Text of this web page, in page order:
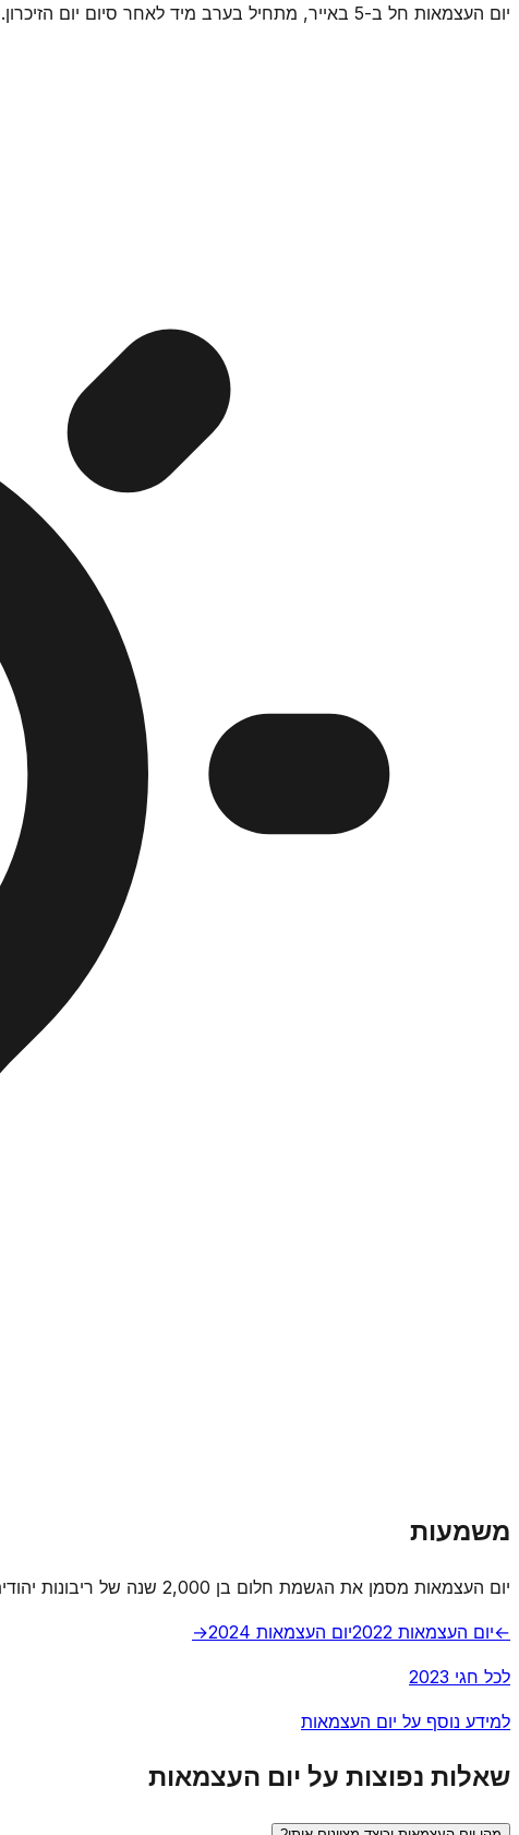
יום העצמאות חל ב-5 באייר, מתחיל בערב מיד לאחר סיום יום הזיכרון.
משמעות
יום העצמאות מסמן את הגשמת חלום בן 2,000 שנה של ריבונות יהודית בארץ ישראל.
←יום העצמאות 2022 יום העצמאות 2024 →
לכל חגי 2023
למידע נוסף על יום העצמאות
שאלות נפוצות על יום העצמאות